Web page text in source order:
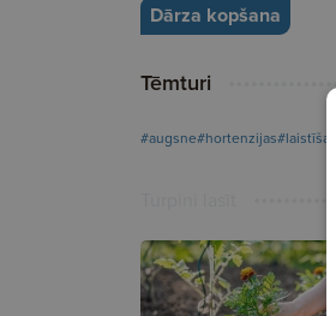
Dārza kopšana
Tēmturi
#augsne#hortenzijas#laistīšana